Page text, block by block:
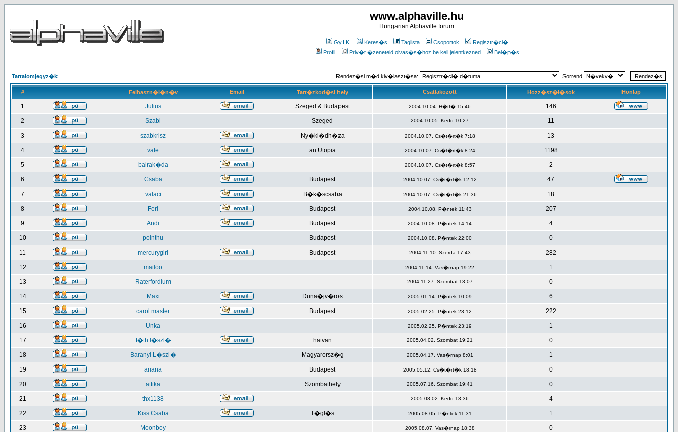
www.alphaville.hu
Hungarian Alphaville forum
Gy.I.K. Keres�s Taglista Csoportok
Regisztr�ci�
Profil
Priv�t �zeneteid olvas�s�hoz be kell jelentkezned Bel�p�s
Tartalomjegyz�k Rendez�si m�d kiv�laszt�sa: Sorrend
# Felhaszn�l�n�v Email Tart�zkod�si hely Csatlakozott Hozz�sz�l�sok Honlap
1 Julius Szeged & Budapest 2004.10.04. H�tf� 15:46 146
2 Szabi Szeged 2004.10.05. Kedd 10:27 11
3 szabkrisz Ny�kl�dh�za 2004.10.07. Cs�t�rt�k 7:18 13
4 vafe an Utopia 2004.10.07. Cs�t�rt�k 8:24 1198
5 balrak�da 2004.10.07. Cs�t�rt�k 8:57 2
6 Csaba Budapest 2004.10.07. Cs�t�rt�k 12:12 47
7 valaci B�k�scsaba 2004.10.07. Cs�t�rt�k 21:36 18
8 Feri Budapest 2004.10.08. P�ntek 11:43 207
9 Andi Budapest 2004.10.08. P�ntek 14:14 4
10 pointhu Budapest 2004.10.08. P�ntek 22:00 0
11 mercurygirl Budapest 2004.11.10. Szerda 17:43 282
12 mailoo 2004.11.14. Vas�rnap 19:22 1
13 Raterfordium 2004.11.27. Szombat 13:07 0
14 Maxi Duna�jv�ros 2005.01.14. P�ntek 10:09 6
15 carol master Budapest 2005.02.25. P�ntek 23:12 222
16 Unka 2005.02.25. P�ntek 23:19 1
17 t�th l�szl� hatvan 2005.04.02. Szombat 19:21 0
18 Baranyi L�szl� Magyarorsz�g 2005.04.17. Vas�rnap 8:01 1
19 ariana Budapest 2005.05.12. Cs�t�rt�k 18:18 0
20 attika Szombathely 2005.07.16. Szombat 19:41 0
21 thx1138 2005.08.02. Kedd 13:36 4
22 Kiss Csaba T�gl�s 2005.08.05. P�ntek 11:31 1
23 Moonboy 2005.08.07. Vas�rnap 18:38 0